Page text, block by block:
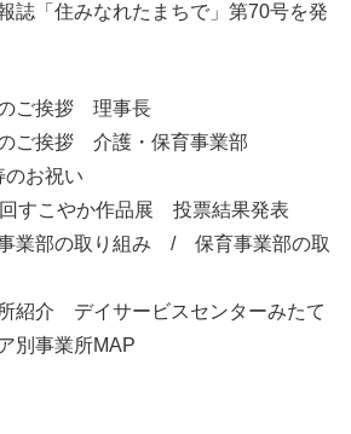
誌「住みなれたまちで」第70号を発
拶 理事長
挨拶 介護・保育事業部
お祝い
こやか作品展 投票結果発表
部の取り組み / 保育事業部の取
介 デイサービスセンターみたて
業所MAP